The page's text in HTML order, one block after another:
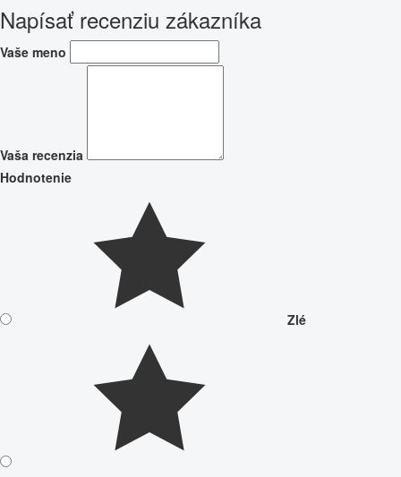
Napísať recenziu zákazníka
Vaše meno
Vaša recenzia
Hodnotenie
Zlé